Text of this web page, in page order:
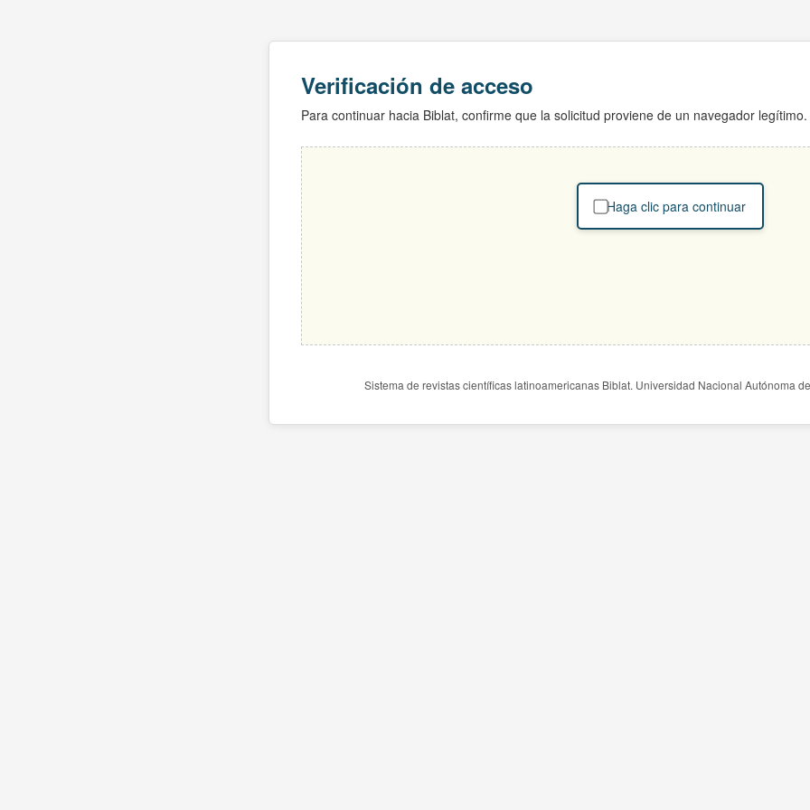
Verificación de acceso
Para continuar hacia Biblat, confirme que la solicitud proviene de un navegador legítimo.
Haga clic para continuar
Sistema de revistas científicas latinoamericanas Biblat. Universidad Nacional Autónoma